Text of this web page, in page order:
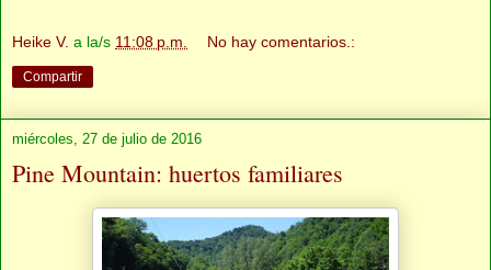
Heike V. a la/s 11:08 p.m. No hay comentarios.:
Compartir
miércoles, 27 de julio de 2016
Pine Mountain: huertos familiares